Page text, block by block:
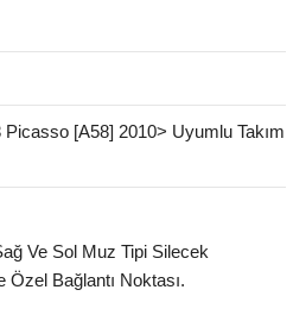
[A58] 2010> Uyumlu Takım
Ve Sol Muz Tipi Silecek
Özel Bağlantı Noktası.